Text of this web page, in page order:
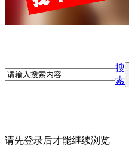
搜
索
请先登录后才能继续浏览